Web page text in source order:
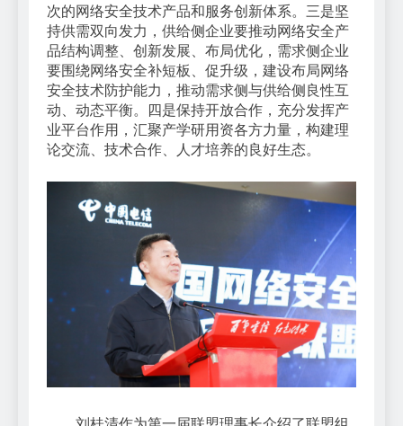
次的网络安全技术产品和服务创新体系。三是坚
持供需双向发力，供给侧企业要推动网络安全产
品结构调整、创新发展、布局优化，需求侧企业
要围绕网络安全补短板、促升级，建设布局网络
安全技术防护能力，推动需求侧与供给侧良性互
动、动态平衡。四是保持开放合作，充分发挥产
业平台作用，汇聚产学研用资各方力量，构建理
论交流、技术合作、人才培养的良好生态。